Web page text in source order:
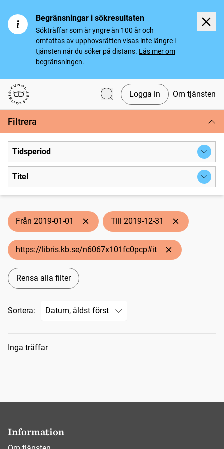
Begränsningar i sökresultaten
Sökträffar som är yngre än 100 år och
omfattas av upphovsrätten visas inte längre i
tjänsten när du söker på distans. Läs mer om
begränsningen.
Svenska tidningar
Logga in Om tjänsten
Filtrera
Tidsperiod
Titel
Från 2019-01-01 Till 2019-12-31
https://libris.kb.se/n6067x101fc0pcp#it
Rensa alla filter
Sortera:
Sökresultat
Inga träffar
Information